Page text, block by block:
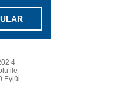
4
ile
Eylül